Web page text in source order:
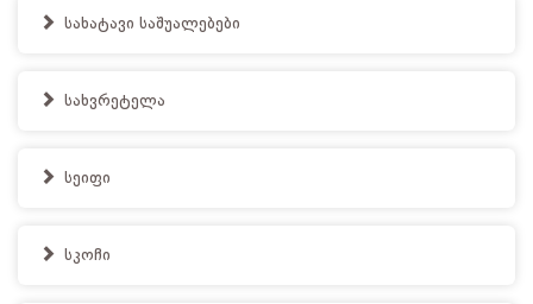
სახატავი საშუალებები
სახვრეტელა
სეიფი
სკოჩი